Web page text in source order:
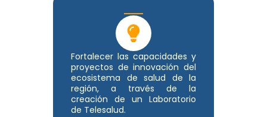
Fortalecer las capacidades y
proyectos de innovación del
ecosistema de salud de la
región, a través de la
creación de un Laboratorio
de Telesalud.